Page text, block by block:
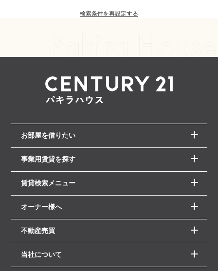
検索条件を再設定する
お部屋を借りたい
事業用賃貸を探す
賃貸検索メニュー
オーナー様へ
不動産売買
当社について